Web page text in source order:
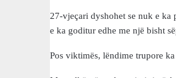
27-vjeçari dyshohet se nuk e ka
e ka goditur edhe me një bisht
Pos viktimës, lëndime trupore